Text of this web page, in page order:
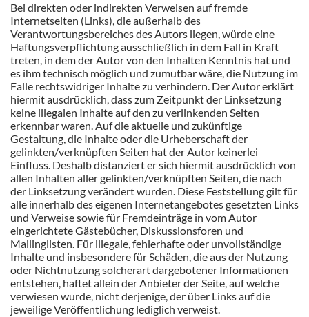
Bei direkten oder indirekten Verweisen auf fremde
Internetseiten (Links), die außerhalb des
Verantwortungsbereiches des Autors liegen, würde eine
Haftungsverpflichtung ausschließlich in dem Fall in Kraft
treten, in dem der Autor von den Inhalten Kenntnis hat und
es ihm technisch möglich und zumutbar wäre, die Nutzung im
Falle rechtswidriger Inhalte zu verhindern. Der Autor erklärt
hiermit ausdrücklich, dass zum Zeitpunkt der Linksetzung
keine illegalen Inhalte auf den zu verlinkenden Seiten
erkennbar waren. Auf die aktuelle und zukünftige
Gestaltung, die Inhalte oder die Urheberschaft der
gelinkten/verknüpften Seiten hat der Autor keinerlei
Einfluss. Deshalb distanziert er sich hiermit ausdrücklich von
allen Inhalten aller gelinkten/verknüpften Seiten, die nach
der Linksetzung verändert wurden. Diese Feststellung gilt für
alle innerhalb des eigenen Internetangebotes gesetzten Links
und Verweise sowie für Fremdeinträge in vom Autor
eingerichtete Gästebücher, Diskussionsforen und
Mailinglisten. Für illegale, fehlerhafte oder unvollständige
Inhalte und insbesondere für Schäden, die aus der Nutzung
oder Nichtnutzung solcherart dargebotener Informationen
entstehen, haftet allein der Anbieter der Seite, auf welche
verwiesen wurde, nicht derjenige, der über Links auf die
jeweilige Veröffentlichung lediglich verweist.